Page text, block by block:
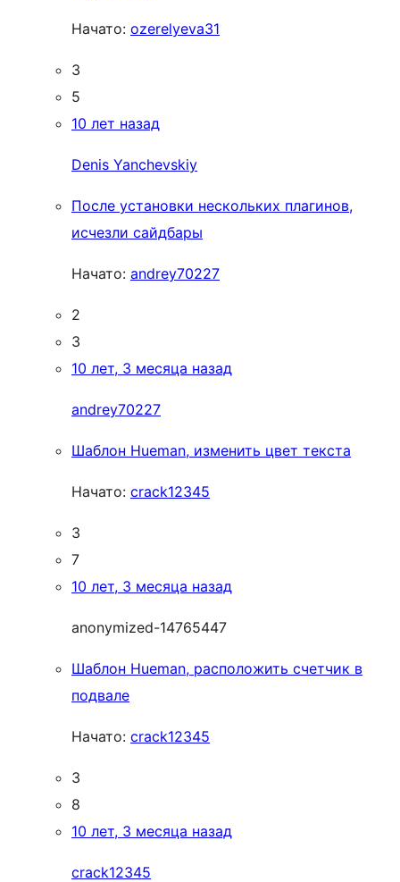
Начато: ozerelyeva31
3
5
10 лет назад
Denis Yanchevskiy
После установки нескольких плагинов,
исчезли сайдбары
Начато: andrey70227
2
3
10 лет, 3 месяца назад
andrey70227
Шаблон Hueman, изменить цвет текста
Начато: crack12345
3
7
10 лет, 3 месяца назад
anonymized-14765447
Шаблон Hueman, расположить счетчик в
подвале
Начато: crack12345
3
8
10 лет, 3 месяца назад
crack12345